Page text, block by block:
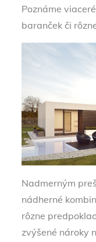
Poznáme
baranček či
Nadmerným
nádherné
rôzne
zvýšené nároky